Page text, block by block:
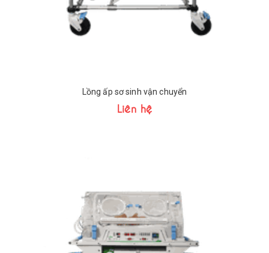
Lồng ấp sơ sinh vận chuyển
Liên hệ